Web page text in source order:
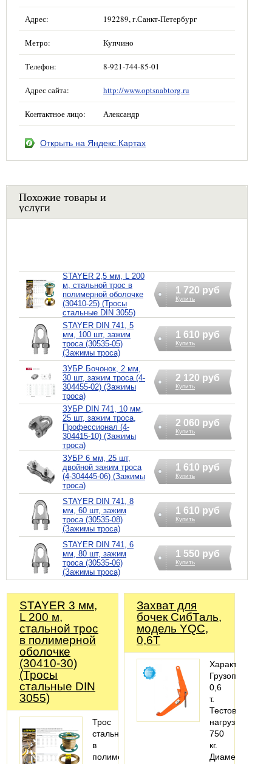
Адрес: 192289, г.Санкт-Петербург
Метро: Купчино
Телефон: 8-921-744-85-01
Адрес сайта: http://www.optsnabtorg.ru
Контактное лицо: Александр
Открыть на Яндекс.Картах
Похожие товары и
услуги
STAYER 2,5 мм, L 200
м, стальной трос в
полимерной оболочке
(30410-25) (Тросы
стальные DIN 3055)
1 720 руб
Купить
STAYER DIN 741, 5
мм, 100 шт, зажим
троса (30535-05)
(Зажимы троса)
1 610 руб
Купить
ЗУБР Бочонок, 2 мм,
30 шт, зажим троса (4-
304455-02) (Зажимы
троса)
2 120 руб
Купить
ЗУБР DIN 741, 10 мм,
25 шт, зажим троса,
Профессионал (4-
304415-10) (Зажимы
троса)
2 060 руб
Купить
ЗУБР 6 мм, 25 шт,
двойной зажим троса
(4-304445-06) (Зажимы
троса)
1 610 руб
Купить
STAYER DIN 741, 8
мм, 60 шт, зажим
троса (30535-08)
(Зажимы троса)
1 610 руб
Купить
STAYER DIN 741, 6
мм, 80 шт, зажим
троса (30535-06)
(Зажимы троса)
1 550 руб
Купить
STAYER 3 мм,
L 200 м,
стальной трос
в полимерной
оболочке
(30410-30)
(Тросы
стальные DIN
3055)
Трос
стальной
в
полимерной
Захват для
бочек СибТаль,
модель YQC,
0,6Т
0,6
т.
Тестовая
нагрузка:
750
кг.
Диаметр